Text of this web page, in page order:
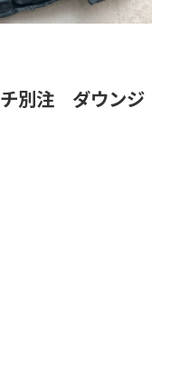
別注 ダウンジ